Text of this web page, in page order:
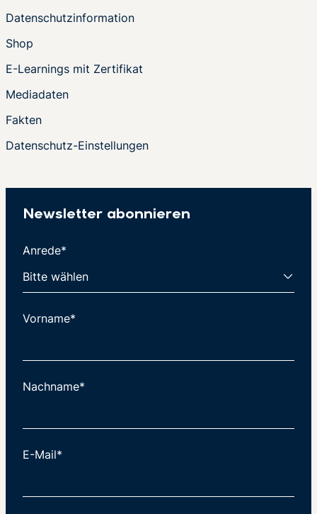
Datenschutzinformation
Shop
E-Learnings mit Zertifikat
Mediadaten
Fakten
Datenschutz-Einstellungen
Newsletter abonnieren
Anrede*
Vorname*
Nachname*
E-Mail*